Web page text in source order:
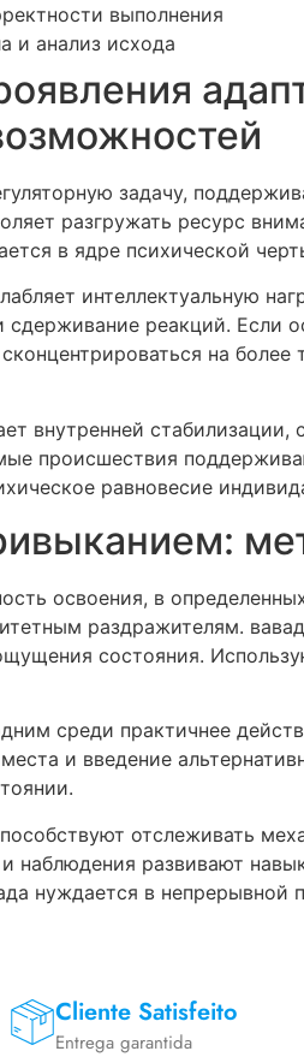
выполнения
и анализ исхода
задачу,
разгружать ресурс
в ядре психической
интеллектуальную
сдерживание реакций.
на
внутренней
происшествия
равновесие
освоения, в
раздражителям.
состояния.
среди практичнее
и введение
отслеживать
наблюдения развивают
нуждается в
Cliente Satisfeito
Entrega garantida